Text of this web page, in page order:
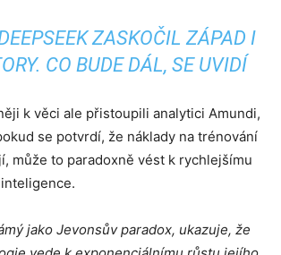
ZASKOČIL ZÁPAD I
CO BUDE DÁL, SE UVIDÍ
k věci ale přistoupili analytici Amundi,
se potvrdí, že náklady na trénování
může to paradoxně vést k rychlejšímu
jako Jevonsův paradox, ukazuje, že